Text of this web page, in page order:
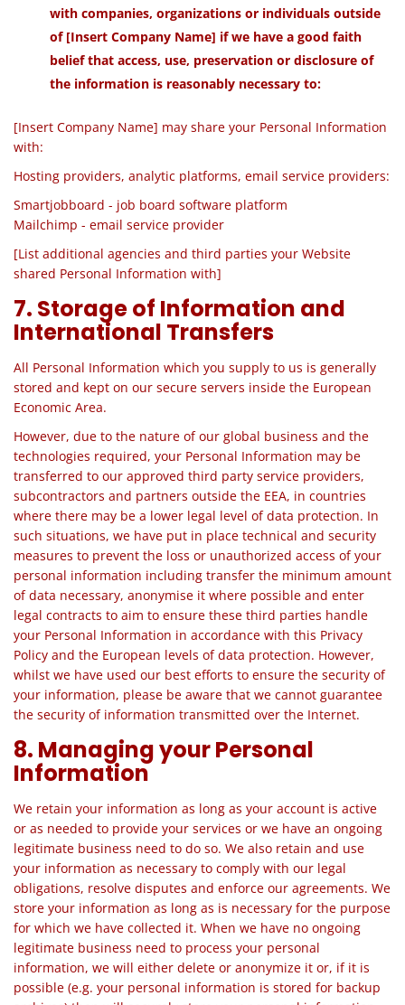
with companies, organizations or individuals outside
of [Insert Company Name] if we have a good faith
belief that access, use, preservation or disclosure of
the information is reasonably necessary to:
[Insert Company Name] may share your Personal Information
with:
Hosting providers, analytic platforms, email service providers:
Smartjobboard - job board software platform
Mailchimp - email service provider
[List additional agencies and third parties your Website
shared Personal Information with]
7. Storage of Information and
International Transfers
All Personal Information which you supply to us is generally
stored and kept on our secure servers inside the European
Economic Area.
However, due to the nature of our global business and the
technologies required, your Personal Information may be
transferred to our approved third party service providers,
subcontractors and partners outside the EEA, in countries
where there may be a lower legal level of data protection. In
such situations, we have put in place technical and security
measures to prevent the loss or unauthorized access of your
personal information including transfer the minimum amount
of data necessary, anonymise it where possible and enter
legal contracts to aim to ensure these third parties handle
your Personal Information in accordance with this Privacy
Policy and the European levels of data protection. However,
whilst we have used our best efforts to ensure the security of
your information, please be aware that we cannot guarantee
the security of information transmitted over the Internet.
8. Managing your Personal
Information
We retain your information as long as your account is active
or as needed to provide your services or we have an ongoing
legitimate business need to do so. We also retain and use
your information as necessary to comply with our legal
obligations, resolve disputes and enforce our agreements. We
store your information as long as is necessary for the purpose
for which we have collected it. When we have no ongoing
legitimate business need to process your personal
information, we will either delete or anonymize it or, if it is
possible (e.g. your personal information is stored for backup